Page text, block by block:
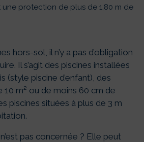
une protection de plus de 1,80 m de
hors-sol, il n’y a pas d’obligation
Il s’agit des piscines installées
(style piscine d’enfant), des
10 m² ou de moins 60 cm de
piscines situées à plus de 3 m
pas concernée ? Elle peut